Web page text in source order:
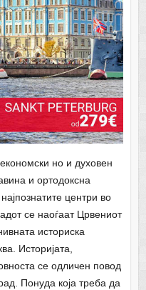
но и духовен
и ортодоксна
центри во
се наоѓаат Црвениот
историска
Историјата,
се одличен повод
Понуда која треба да